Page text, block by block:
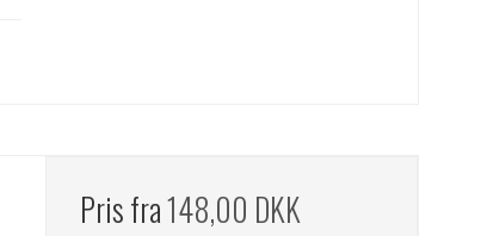
Pris fra148,00 DKK